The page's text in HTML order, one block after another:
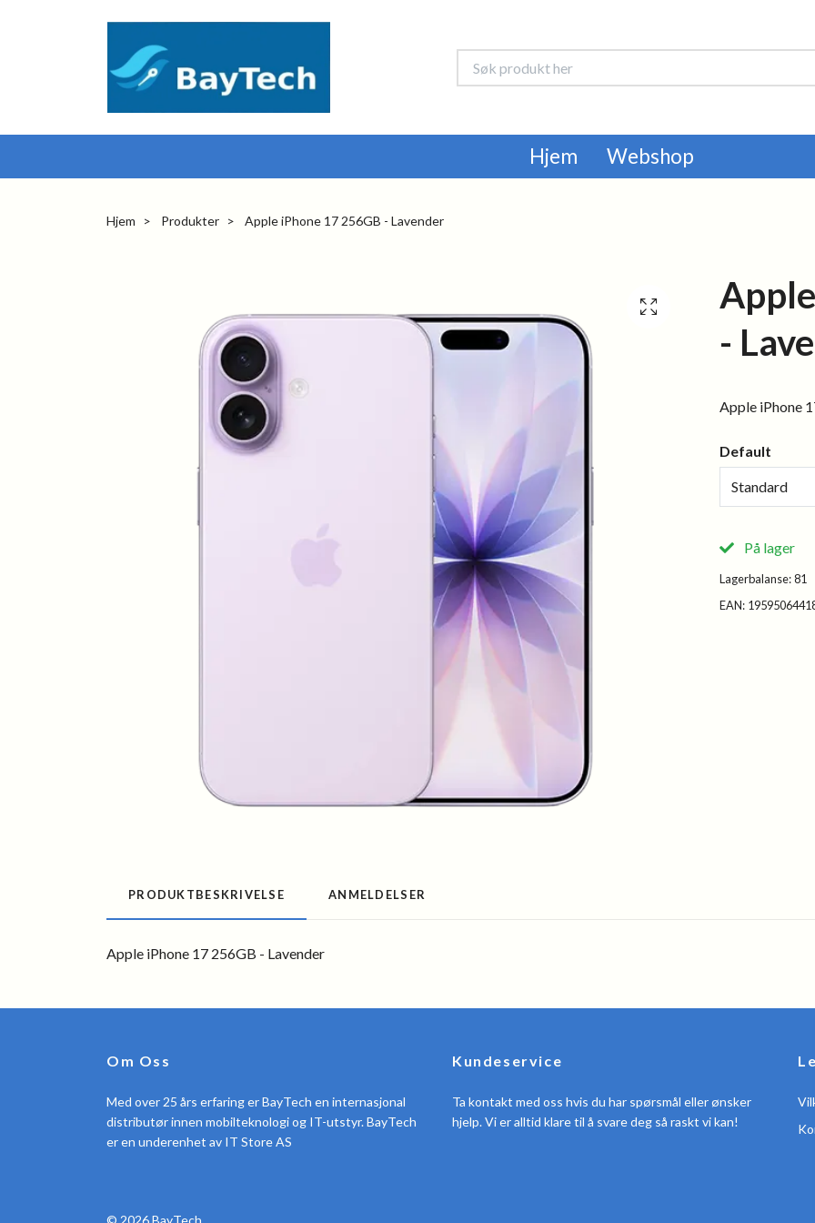
Hjem Webshop
Hjem Produkter Apple iPhone 17 256GB - Lavender
-
Apple iPhone
Default
Standard
På lager
Lagerbalanse:81
EAN:
PRODUKTBESKRIVELSE ANMELDELSER
Apple iPhone 17 256GB - Lavender
Om Oss
Med over 25 års erfaring er BayTech en internasjonal
distributør innen mobilteknologi og IT-utstyr. BayTech
er en underenhet av IT Store AS
Kundeservice
Ta kontakt med oss hvis du har spørsmål eller ønsker
hjelp. Vi er alltid klare til å svare deg så raskt vi kan!
© 2026 BayTech